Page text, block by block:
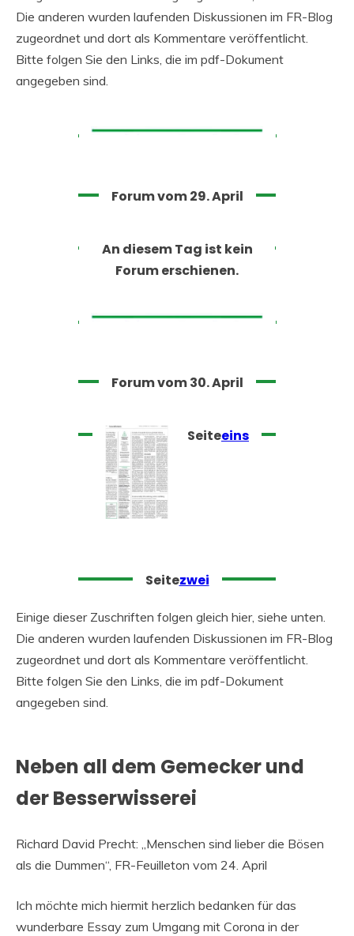
Die anderen wurden laufenden Diskussionen im FR-Blog
zugeordnet und dort als Kommentare veröffentlicht.
Bitte folgen Sie den Links, die im pdf-Dokument
angegeben sind.
Forum vom 29. April
An diesem Tag ist kein
Forum erschienen.
Forum vom 30. April
Seiteeins
Seitezwei
Einige dieser Zuschriften folgen gleich hier, siehe unten.
Die anderen wurden laufenden Diskussionen im FR-Blog
zugeordnet und dort als Kommentare veröffentlicht.
Bitte folgen Sie den Links, die im pdf-Dokument
angegeben sind.
Neben all dem Gemecker und
der Besserwisserei
Richard David Precht: „Menschen sind lieber die Bösen
als die Dummen“, FR-Feuilleton vom 24. April
Ich möchte mich hiermit herzlich bedanken für das
wunderbare Essay zum Umgang mit Corona in der